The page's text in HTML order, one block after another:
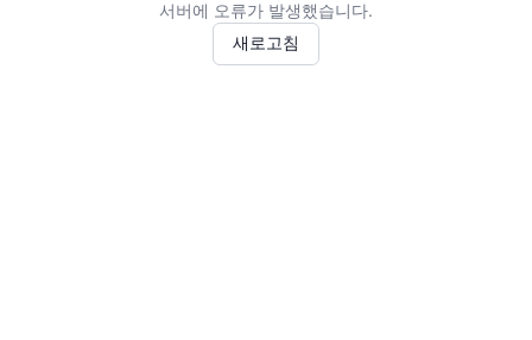
서버에 오류가 발생했습니다.
새로고침